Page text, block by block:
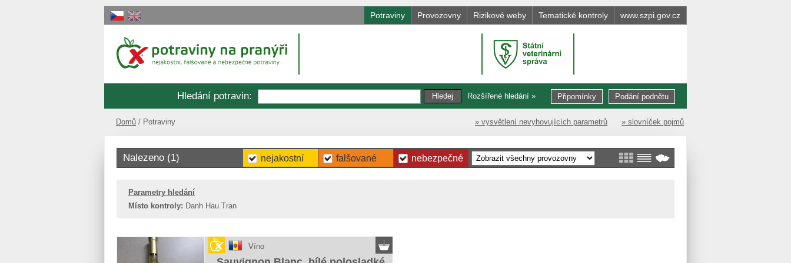
Potraviny Provozovny Rizikové weby Tematické kontroly www.szpi.gov.cz
Hledání potravin: Rozšířené hledání » Podání podnětu
Připomínky
Domů Potraviny » vysvětlení nevyhovujících parametrů » slovníček pojmů
nejakostní falšované nebezpečné
Nalezeno (1)
Parametry hledání
Místo kontroly: Danh Hau Tran
Víno